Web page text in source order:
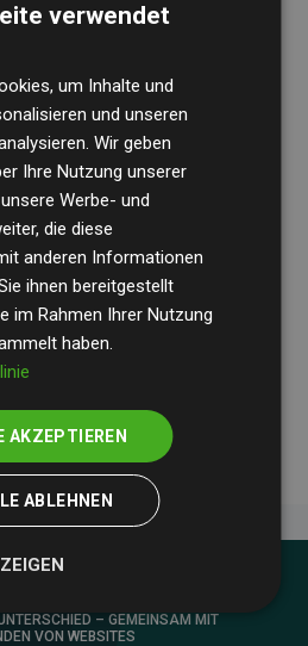
BDOüberprüft
und Methodik, um
sicherzustellen.
dass unsere Investitionen in
Durchschnitt200 % der
der teilnehmenden
– ein klarer Nachweis für die
unseres Ansatzes.
– GEMEINSAM MIT
VON WEBSITES
verwendet
um Inhalte und
und unseren
Wir geben
Ihre Nutzung unserer
Werbe- und
die diese
anderen Informationen
ihnen bereitgestellt
im Rahmen Ihrer Nutzung
haben.
AKZEPTIEREN
ABLEHNEN